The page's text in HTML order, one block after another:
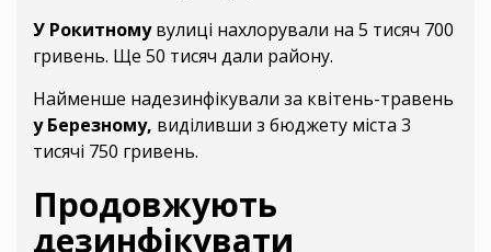
У Рокитномувулиці нахлорували на 5 тисяч 700
гривень. Ще 50 тисяч дали району.
Найменше надезинфікували за квітень-травень
у Березному, виділивши з бюджету міста 3
тисячі 750 гривень.
Продовжують
дезинфікувати